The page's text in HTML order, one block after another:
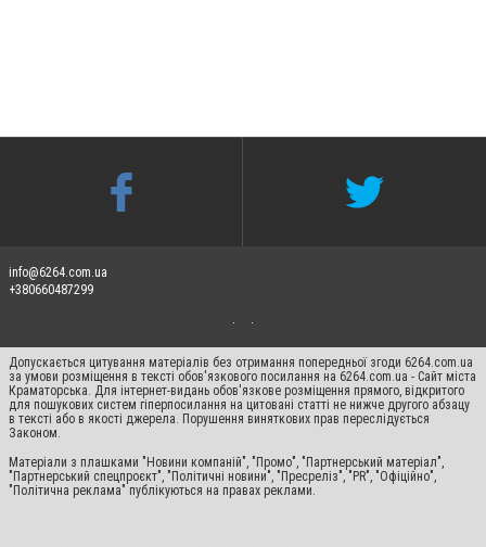
info@6264.com.ua
+380660487299
Допускається цитування матеріалів без отримання попередньої згоди 6264.com.ua
за умови розміщення в тексті обов'язкового посилання на 6264.com.ua - Сайт міста
Краматорська. Для інтернет-видань обов'язкове розміщення прямого, відкритого
для пошукових систем гіперпосилання на цитовані статті не нижче другого абзацу
в тексті або в якості джерела. Порушення виняткових прав переслідується
Законом.
Матеріали з плашками "Новини компаній", "Промо", "Партнерський матеріал",
"Партнерський спецпроєкт", "Політичні новини", "Пресреліз", "PR", "Офіційно",
"Політична реклама" публікуються на правах реклами.